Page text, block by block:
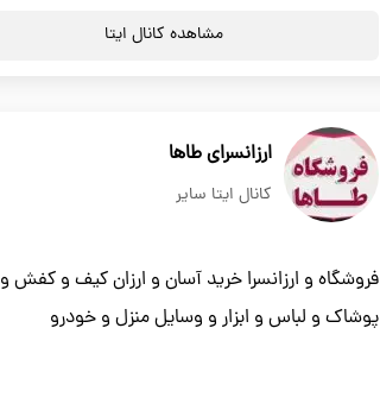
مشاهده کانال ایتا
ارزانسرای طاها
کانال ایتا سایر
فروشگاه و ارزانسرا خرید آسان و ارزان کیف و کفش و
پوشاک و لباس و ابزار و وسایل منزل و خودرو